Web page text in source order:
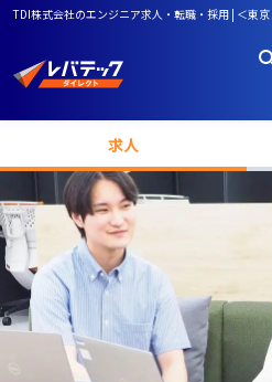
TDI株式会社のエンジニア求人・転職・採用 | ＜東
求人